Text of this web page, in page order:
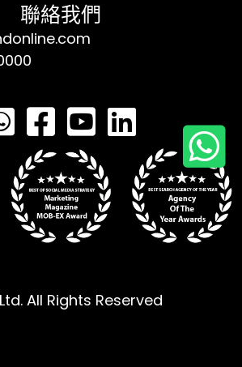
聯絡我們
All Rights Reserved